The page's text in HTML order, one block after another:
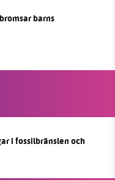
barns
i fossilbränslen och